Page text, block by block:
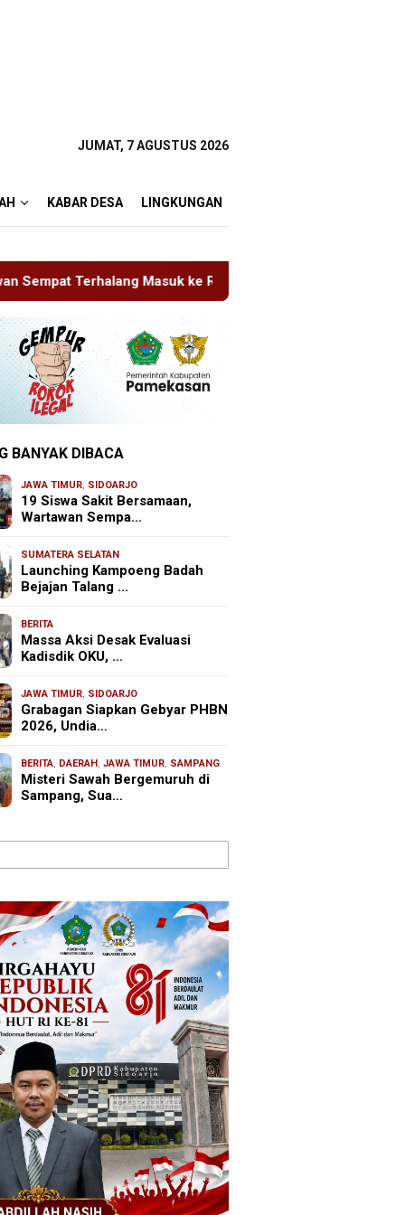
JUMAT, 7 AGUSTUS 2026
KABAR DESA LINGKUNGAN
ke Ruang UGD Sambut HUT RI ke-81 di Gunung
BANYAK DIBACA
JAWA TIMUR, SIDOARJO
19 Siswa Sakit Bersamaan,
Wartawan Sempa…
SUMATERA SELATAN
Launching Kampoeng Badah
Bejajan Talang …
BERITA
Massa Aksi Desak Evaluasi
Kadisdik OKU, …
JAWA TIMUR, SIDOARJO
Grabagan Siapkan Gebyar PHBN
2026, Undia…
BERITA, DAERAH ,JAWA TIMUR, SAMPANG
Misteri Sawah Bergemuruh di
Sampang, Sua…